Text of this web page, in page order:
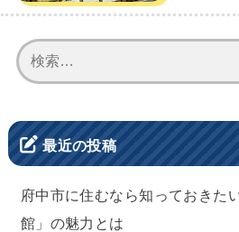
索:
最近の投稿
府中市に住むなら知っておきた
館」の魅力とは